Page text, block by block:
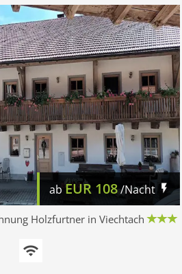
ab EUR 108/Nacht
Holzfurtner in Viechtach